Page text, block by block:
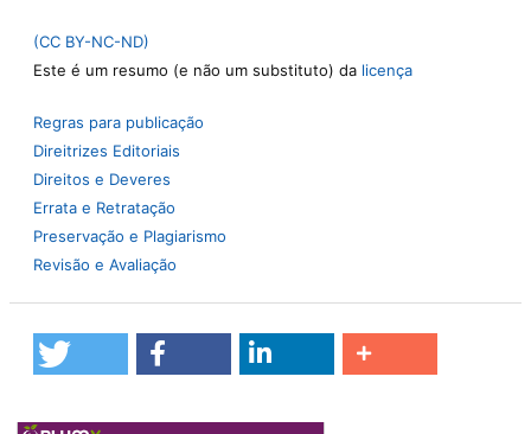
(CC BY-NC-ND)
Este é um resumo (e não um substituto) da licença
Regras para publicação
Direitrizes Editoriais
Direitos e Deveres
Errata e Retratação
Preservação e Plagiarismo
Revisão e Avaliação